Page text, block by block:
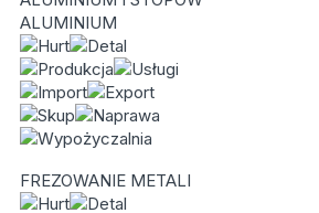
ALUMINIUM
FREZOWANIE METALI